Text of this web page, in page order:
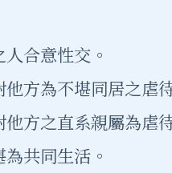
合意性交。
方為不堪同居之虐
方之直系親屬為虐
共同生活。